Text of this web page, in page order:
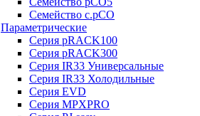
Семейство c.pCO
Параметрические
Серия pRACK100
Серия pRACK300
Серия IR33 Универсальные
Серия IR33 Холодильные
Серия EVD
Серия MPXPRO